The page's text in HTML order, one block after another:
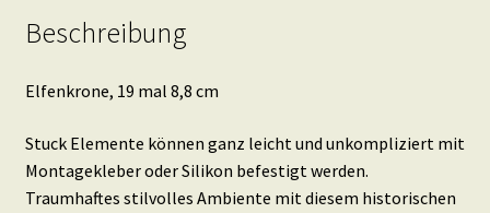
Beschreibung
Elfenkrone, 19 mal 8,8 cm
Stuck Elemente können ganz leicht und unkompliziert mit
Montagekleber oder Silikon befestigt werden.
Traumhaftes stilvolles Ambiente mit diesem historischen